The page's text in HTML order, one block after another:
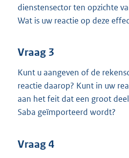
dienstensector ten opzichte
Wat is uw reactie op deze
Vraag 3
Kunt u aangeven of de
reactie daarop? Kunt in uw
aan het feit dat een groot
Saba geïmporteerd wordt?
Vraag 4